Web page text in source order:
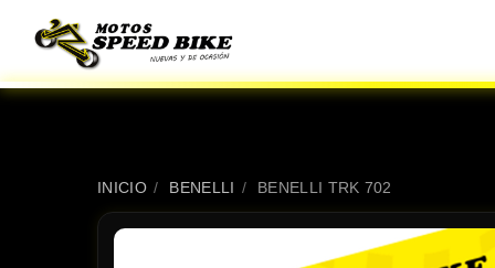
INICIO / BENELLI / BENELLI TRK 702